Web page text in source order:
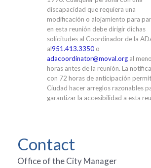
discapacidad que requiera una
modificación o alojamiento para
en esta reunión debe dirigir dichas
solicitudes al Coordinador de la
al951.413.3350 o
adacoordinator@moval.org al
horas antes de la reunión. La
con 72 horas de anticipación
Ciudad hacer arreglos razonables
garantizar la accesibilidad a esta
Contact
Office of the City Manager